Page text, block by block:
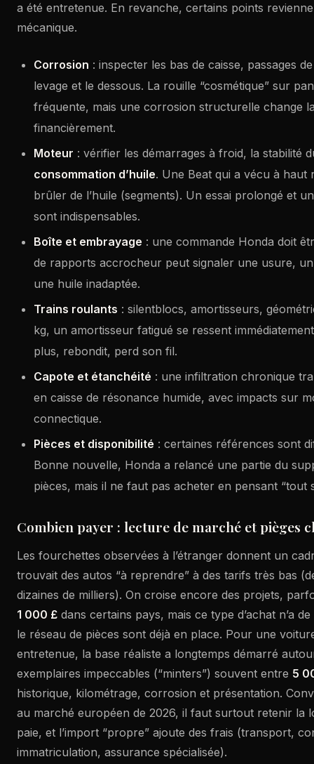
a été entretenue. En revanche, certains points
mécanique.
Corrosion : inspecter les bas de caisse, passages
levage et le dessous. La rouille “cosmétique” sur
fréquente, mais une corrosion structurelle change
financièrement.
Moteur : vérifier les démarrages à froid, la stabilité
consommation d’huile. Une Beat qui a vécu à haut
brûler de l’huile (segments). Un essai prolongé et
sont indispensables.
Boîte et embrayage : une commande Honda doit
de rapports accrocheur peut signaler une usure,
une huile inadaptée.
Trains roulants : silentblocs, amortisseurs,
kg, un amortisseur fatigué se ressent
plus, rebondit, perd son fil.
Capote et étanchéité : une infiltration chronique
en caisse de résonance humide, avec impacts sur
connectique.
Pièces et disponibilité : certaines références sont
Bonne nouvelle, Honda a relancé une partie du
pièces, mais il ne faut pas acheter en pensant “tout
Combien payer : lecture de marché et pièges
Les fourchettes observées à l’étranger donnent un
trouvait des autos “à reprendre” à des tarifs très bas
dizaines de milliers). On croise encore des projets,
1 000 £ dans certains pays, mais ce type d’achat n’a
le réseau de pièces sont déjà en place. Pour une
entretenue, la base réaliste a longtemps démarré
exemplaires impeccables (“minters”) souvent entre 5
historique, kilométrage, corrosion et présentation.
au marché européen de 2026, il faut surtout retenir la
paie, et l’import “propre” ajoute des frais (transport,
immatriculation, assurance spécialisée).